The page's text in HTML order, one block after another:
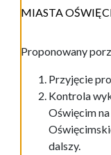
MIASTA
Proponowany
Przyjęcie
Kontrola
Oświęcim
dalszy.